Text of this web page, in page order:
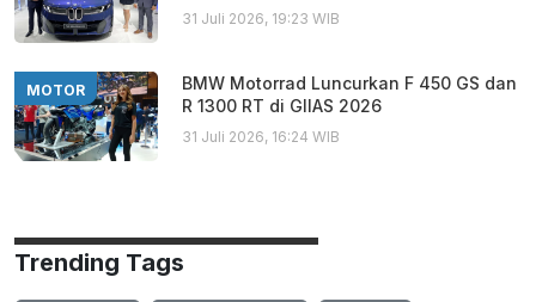
31 Juli 2026, 19:23 WIB
MOTOR
BMW Motorrad Luncurkan F 450 GS dan
R 1300 RT di GIIAS 2026
31 Juli 2026, 16:24 WIB
Trending Tags